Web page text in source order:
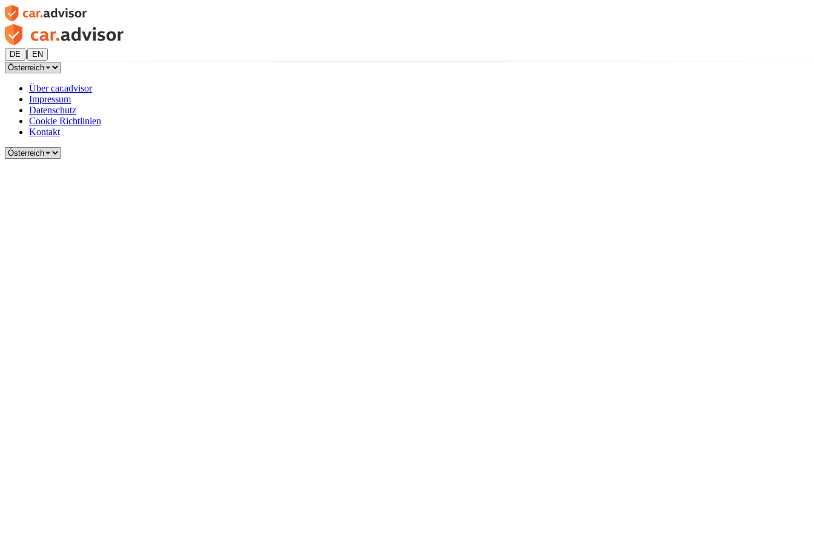
DE | EN
Über car.advisor
Impressum
Datenschutz
Cookie Richtlinien
Kontakt